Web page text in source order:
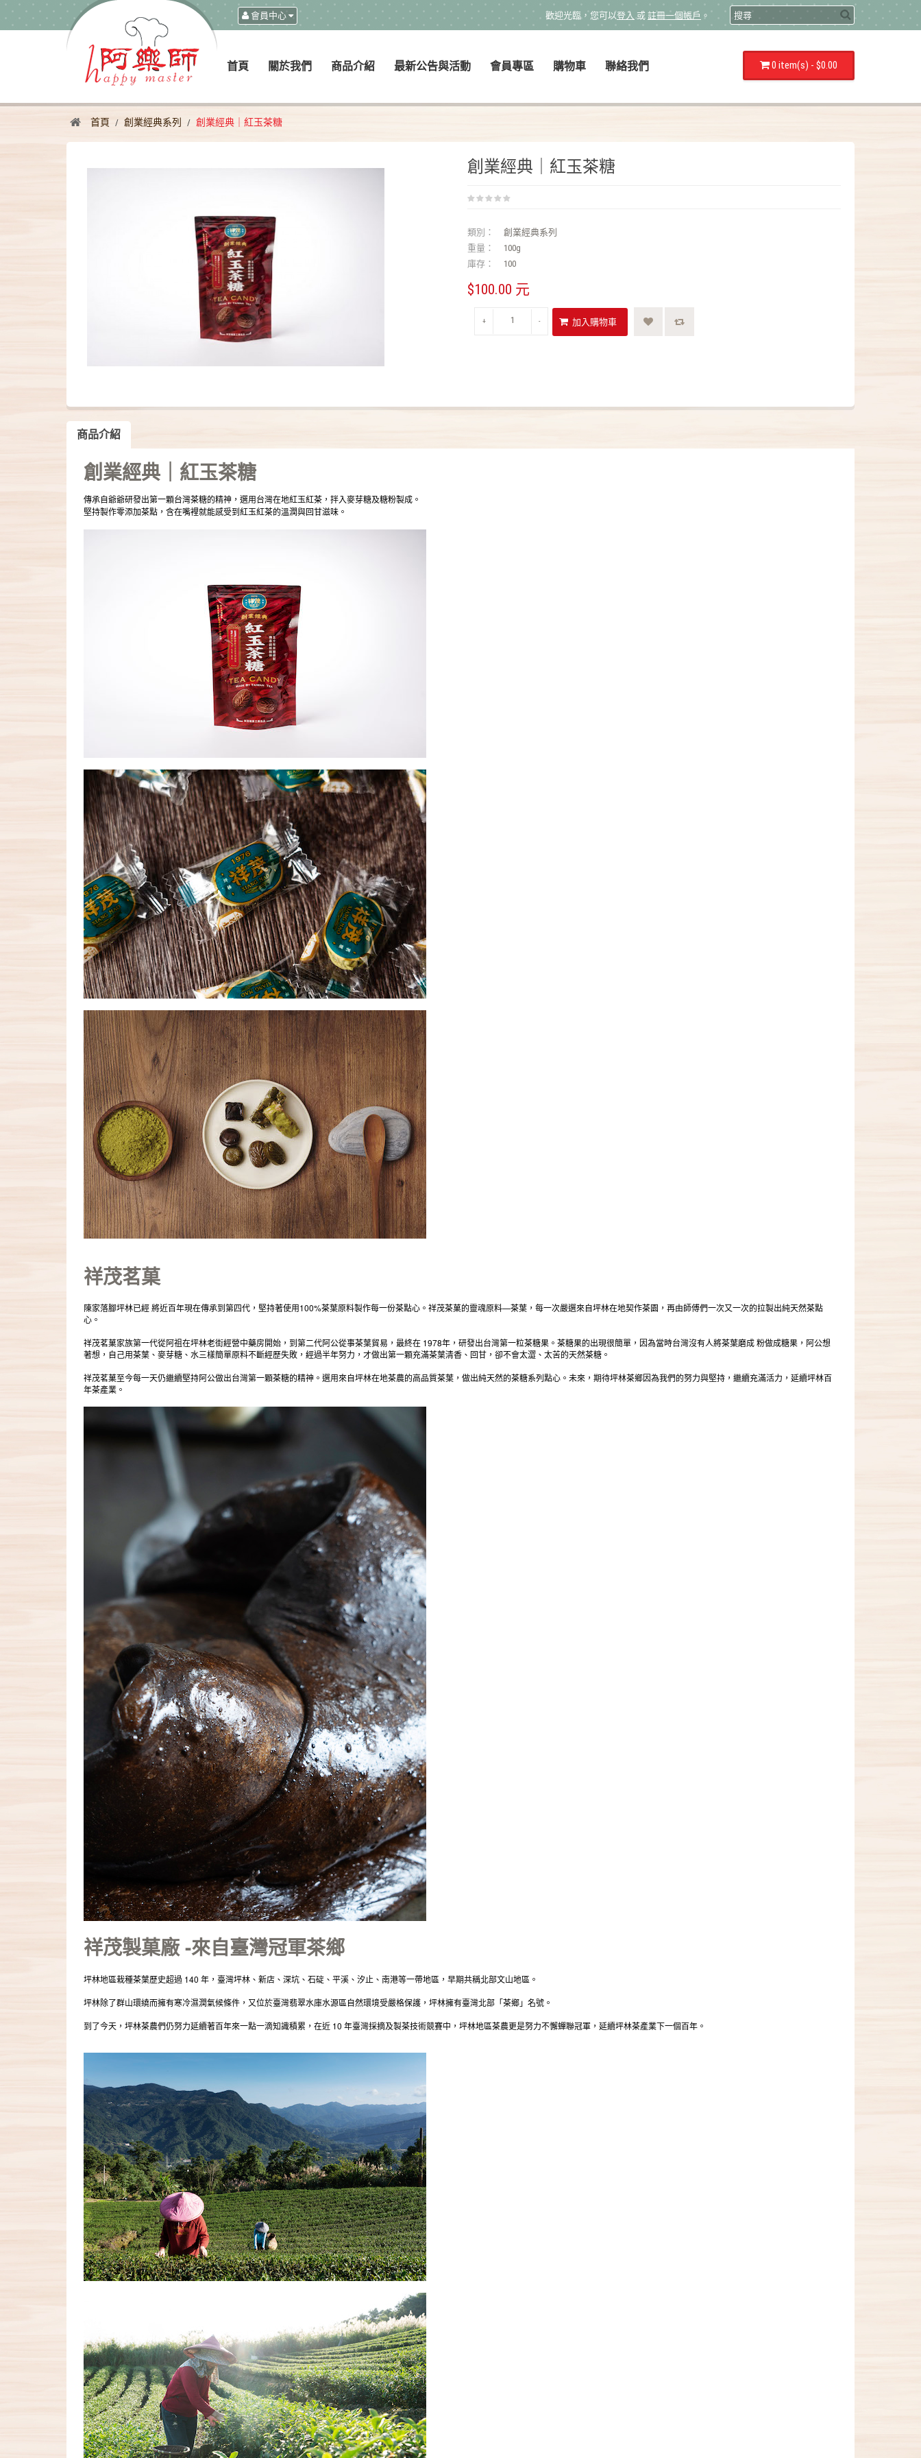
會員中心 歡迎光臨，您可以登入 或 註冊一個帳戶 。
首頁 關於我們 商品介紹 最新公告與活動 會員專區 購物車 聯絡我們 0 item(s) - $0.00
首頁 創業經典系列 創業經典｜紅玉茶糖
創業經典｜紅玉茶糖
類別：
創業經典系列
重量：
100g
庫存：
100
$100.00 元
+ -
商品介紹
創業經典｜紅玉茶糖
傳承自爺爺研發出第一顆台灣茶糖的精神，選用台灣在地紅玉紅茶，拌入麥芽糖及糖粉製成。
堅持製作零添加茶點，含在嘴裡就能感受到紅玉紅茶的溫潤與回甘滋味。
祥茂茗菓
陳家落腳坪林已經 將近百年現在傳承到第四代，堅持著使用100%茶葉原料製作每一份茶點心。祥茂茶菓的靈魂原料—茶葉，每一次嚴選來自坪林在地契作茶園，再由師傅們一次又一次的拉製出純天然茶點
心。
祥茂茗菓家族第一代從阿祖在坪林老街經營中藥房開始，到第二代阿公從事茶葉貿易，最終在 1978年，研發出台灣第一粒茶糖果。茶糖果的出現很簡單，因為當時台灣沒有人將茶葉磨成 粉做成糖果，阿公想
著想，自己用茶葉、麥芽糖、水三樣簡單原料不斷經歷失敗，經過半年努力，才做出第一顆充滿茶葉清香、回甘，卻不會太澀、太苦的天然茶糖。
祥茂茗菓至今每一天仍繼續堅持阿公做出台灣第一顆茶糖的精神。選用來自坪林在地茶農的高品質茶葉，做出純天然的茶糖系列點心。未來，期待坪林茶鄉因為我們的努力與堅持，繼續充滿活力，延續坪林百
年茶產業。
祥茂製菓廠 -來自臺灣冠軍茶鄉
坪林地區栽種茶葉歷史超過 140 年，臺灣坪林、新店、深坑、石碇、平溪、汐止、南港等一帶地區，早期共稱北部文山地區。
坪林除了群山環繞而擁有寒冷濕潤氣候條件，又位於臺灣翡翠水庫水源區自然環境受嚴格保護，坪林擁有臺灣北部「茶鄉」名號。
到了今天，坪林茶農們仍努力延續著百年來一點一滴知識積累，在近 10 年臺灣採摘及製茶技術競賽中，坪林地區茶農更是努力不懈蟬聯冠軍，延續坪林茶產業下一個百年。